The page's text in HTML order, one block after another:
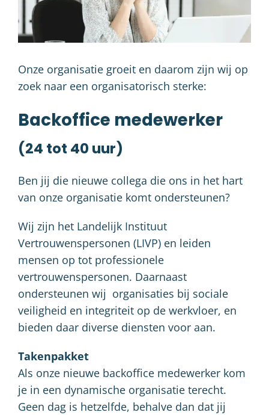
Onze organisatie groeit en daarom zijn wij op
zoek naar een organisatorisch sterke:
Backoffice medewerker
(24 tot 40 uur)
Ben jij die nieuwe collega die ons in het hart
van onze organisatie komt ondersteunen?
Wij zijn het Landelijk Instituut
Vertrouwenspersonen (LIVP) en leiden
mensen op tot professionele
vertrouwenspersonen. Daarnaast
ondersteunen wij organisaties bij sociale
veiligheid en integriteit op de werkvloer, en
bieden daar diverse diensten voor aan.
Takenpakket
Als onze nieuwe backoffice medewerker kom
je in een dynamische organisatie terecht.
Geen dag is hetzelfde, behalve dan dat jij